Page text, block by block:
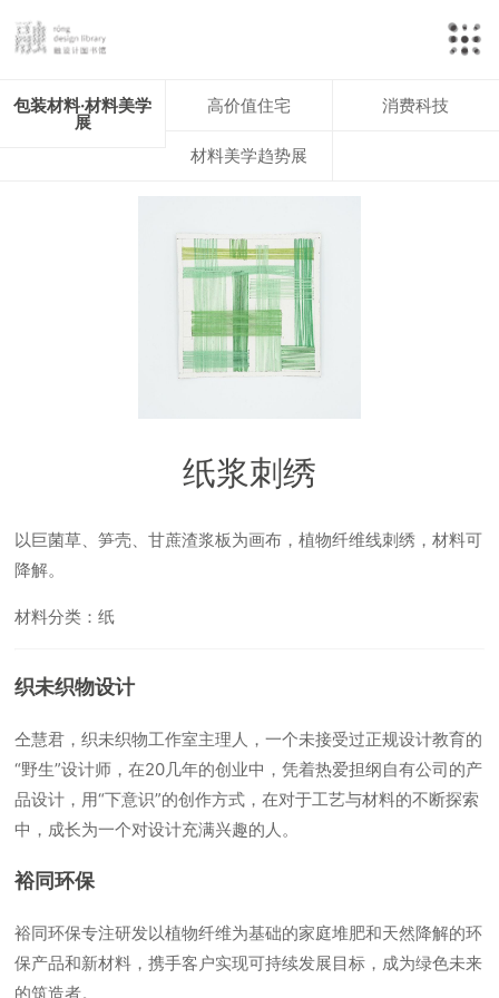
包装材料·材料美学
展
高价值住宅 消费科技
材料美学趋势展
纸浆刺绣
以巨菌草、笋壳、甘蔗渣浆板为画布，植物纤维线刺绣，材料可
降解。
材料分类：纸
织未织物设计
仝慧君，织未织物工作室主理人，一个未接受过正规设计教育的
“野生”设计师，在20几年的创业中，凭着热爱担纲自有公司的产
品设计，用“下意识”的创作方式，在对于工艺与材料的不断探索
中，成长为一个对设计充满兴趣的人。
裕同环保
裕同环保专注研发以植物纤维为基础的家庭堆肥和天然降解的环
保产品和新材料，携手客户实现可持续发展目标，成为绿色未来
的筑造者。